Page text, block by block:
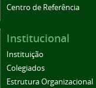
Centro de Referência
Institucional
Instituição
Colegiados
Estrutura Organizacional